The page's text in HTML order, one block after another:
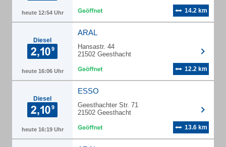
heute 12:54 Uhr 14.2 km
Diesel
heute 16:06 Uhr
ARAL
Hansastr. 44
21502 Geesthacht
12.2 km
Diesel
heute 16:19 Uhr
ESSO
Geesthachter Str. 71
21502 Geesthacht
13.6 km